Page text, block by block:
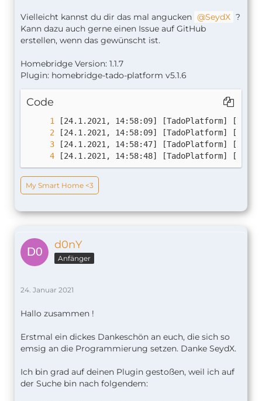
Vielleicht kannst du dir das mal angucken SeydX ?
Kann dazu auch gerne einen Issue auf GitHub
erstellen, wenn das gewünscht ist.
Homebridge Version: 1.1.7
Plugin: homebridge-tado-platform v5.1.6
Code
[24.1.2021, 14:58:48] [TadoPlatform]
My Smart Home <3
d0nY
Anfänger
24. Januar 2021
Hallo zusammen !
Erstmal ein dickes Dankeschön an euch, die sich so
emsig an die Programmierung setzen. Danke SeydX.
Ich bin grad auf deinen Plugin gestoßen, weil ich auf
der Suche bin nach folgendem: